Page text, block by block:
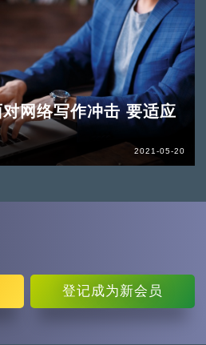
网络写作冲击 要适应
2021-05-20
登记成为新会员